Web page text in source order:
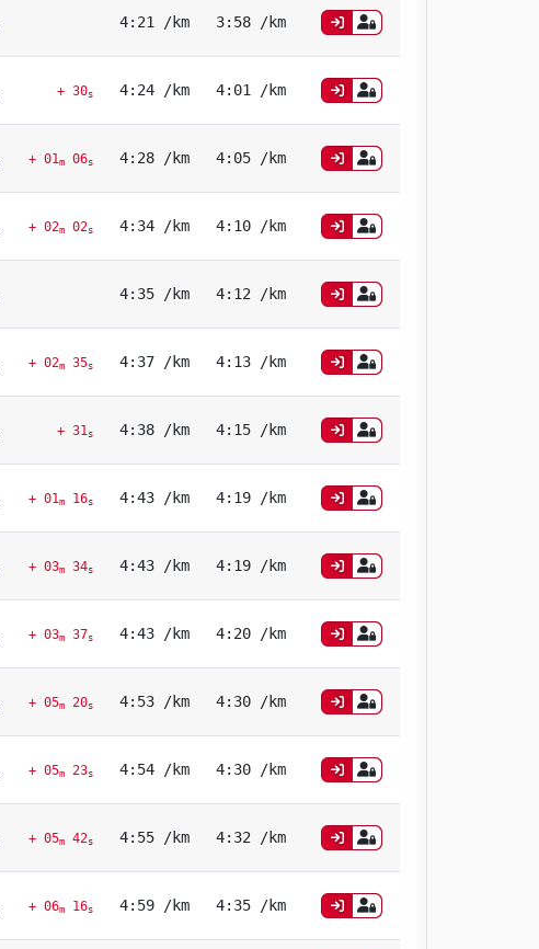
4:21 /km 3:58 /km
+ 30s 4:24 /km 4:01 /km
+ 01m06s 4:28 /km 4:05 /km
+ 02m02s 4:34 /km 4:10 /km
4:35 /km 4:12 /km
+ 02m35s 4:37 /km 4:13 /km
+ 31s 4:38 /km 4:15 /km
+ 01m16s 4:43 /km 4:19 /km
+ 03m34s 4:43 /km 4:19 /km
+ 03m37s 4:43 /km 4:20 /km
+ 05m20s 4:53 /km 4:30 /km
+ 05m23s 4:54 /km 4:30 /km
+ 05m42s 4:55 /km 4:32 /km
+ 06m16s 4:59 /km 4:35 /km